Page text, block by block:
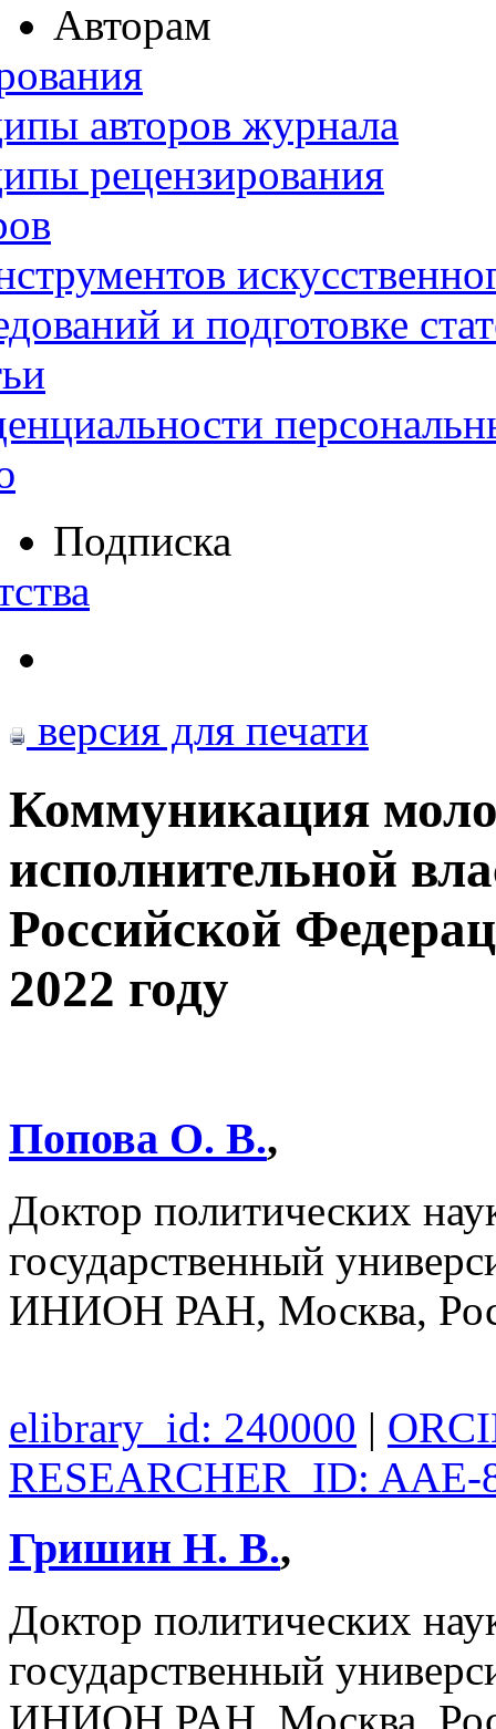
Авторам
авторов журнала
рецензирования
и подготовке
Подписка
версия для печати
Коммуникация
исполнительной
Российской
2022 году
Попова О. В.,
Доктор политических
государственный
ИНИОН РАН, Москва,
elibrary_id: 240000 |
RESEARCHER_ID: AAE-
Гришин Н. В.,
Доктор политических
государственный